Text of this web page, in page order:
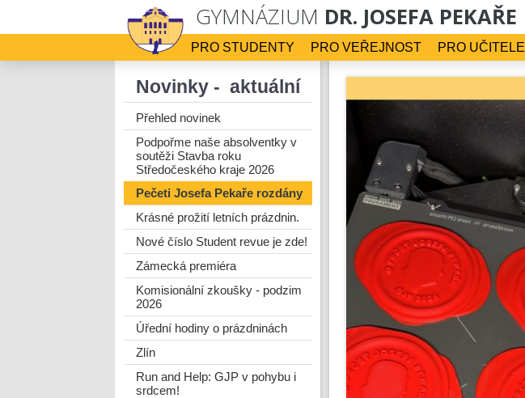
GYMNÁZIUM DR. JOSEFA PEKAŘE
PRO UČITELE
PRO VEŘEJNOST
PRO STUDENTY
Novinky - aktuální
Přehled novinek
Podpořme naše absolventky v
soutěži Stavba roku
Středočeského kraje 2026
Pečeti Josefa Pekaře rozdány
Krásné prožití letních prázdnin.
Nové číslo Student revue je zde!
Zámecká premiéra
Komisionální zkoušky - podzim
2026
Úřední hodiny o prázdninách
Zlín
Run and Help: GJP v pohybu i
srdcem!